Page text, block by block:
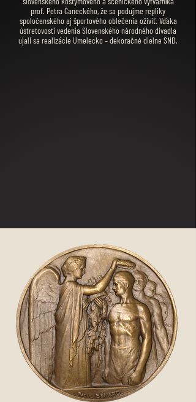
prof. Petra Čaneckého, že sa podujme repliky
spoločenského aj športového oblečenia oživiť. Vďaka
ústretovosti vedenia Slovenského národného divadla
ujali sa realizácie Umelecko – dekoračné dielne SND.